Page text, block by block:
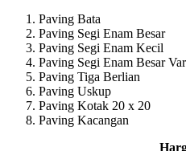
Paving Bata
Paving Segi Enam Besar
Paving Segi Enam Kecil
Paving Segi Enam Besar
Paving Tiga Berlian
Paving Uskup
Paving Kotak 20 x 20
Paving Kacangan